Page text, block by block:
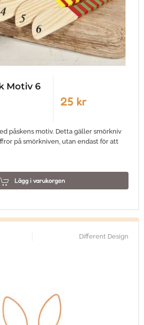
Motiv 6
25 kr
påskens motiv. Detta gäller smörkniv
på smörkniven, utan endast för att
Lägg i varukorgen
Different Design